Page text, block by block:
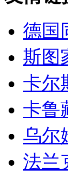
德国
斯图
卡尔
卡鲁
乌尔
法兰